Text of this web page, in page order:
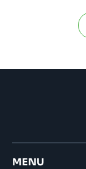
MENU